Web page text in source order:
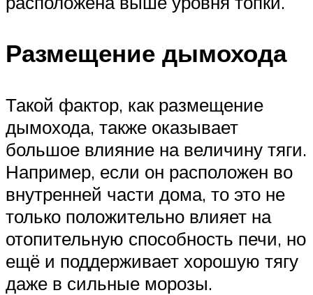
Размещение дымохода
Такой фактор, как размещение
дымохода, также оказывает
большое влияние на величину тяги.
Например, если он расположен во
внутренней части дома, то это не
только положительно влияет на
отопительную способность печи, но
ещё и поддерживает хорошую тягу
даже в сильные морозы.